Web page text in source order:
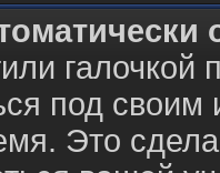
галочкой
под
Это